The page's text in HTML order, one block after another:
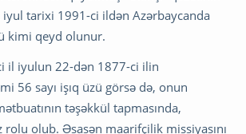
iyul tarixi 1991-ci ildən Azərbaycanda
kimi qeyd olunur.
il iyulun 22-dən 1877-ci ilin
56 sayı işıq üzü görsə də, onun
təşəkkül tapmasında,
rolu olub. Əsasən maarifçilik missiyasını